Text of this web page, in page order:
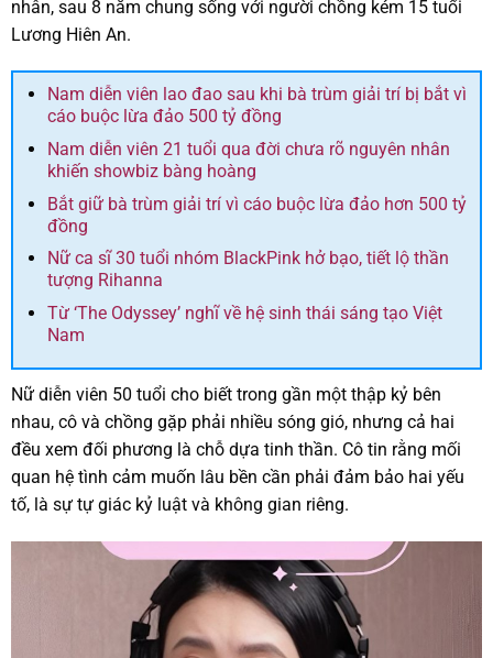
nhân, sau 8 năm chung sống với người chồng kém 15 tuổi
Lương Hiên An.
Nam diễn viên lao đao sau khi bà trùm giải trí bị bắt vì
cáo buộc lừa đảo 500 tỷ đồng
Nam diễn viên 21 tuổi qua đời chưa rõ nguyên nhân
khiến showbiz bàng hoàng
Bắt giữ bà trùm giải trí vì cáo buộc lừa đảo hơn 500 tỷ
đồng
Nữ ca sĩ 30 tuổi nhóm BlackPink hở bạo, tiết lộ thần
tượng Rihanna
Từ ‘The Odyssey’ nghĩ về hệ sinh thái sáng tạo Việt
Nam
Nữ diễn viên 50 tuổi cho biết trong gần một thập kỷ bên
nhau, cô và chồng gặp phải nhiều sóng gió, nhưng cả hai
đều xem đối phương là chỗ dựa tinh thần. Cô tin rằng mối
quan hệ tình cảm muốn lâu bền cần phải đảm bảo hai yếu
tố, là sự tự giác kỷ luật và không gian riêng.